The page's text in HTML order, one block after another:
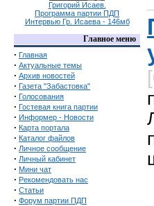
Григорий Исаев.
Программа партии ПДП
Интервью Гр. Исаева - 146мб
Главное меню
· Главная
· Актуальные темы
· Архив новостей
· Газета "Забастовка"
· Голосования
· Гостевая книга партии
· Информер - Новости
· Карта портала
· Каталог файлов
· Личное сообщение
· Личный кабинет
· Мини чат
· Рекомендовать нас
· Статьи
· Форум партии ПДП